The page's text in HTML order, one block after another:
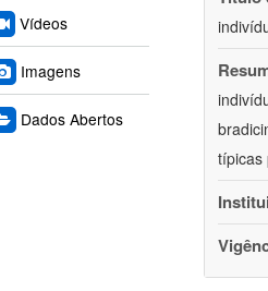
Vídeos
Imagens
Dados Abertos
típicas